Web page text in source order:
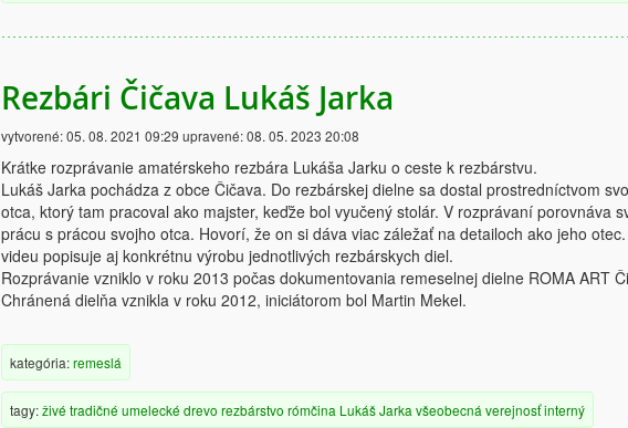
Rezbári Čičava Lukáš Jarka
vytvorené:05. 08. 2021 09:29 upravené:08. 05. 2023 20:08
Krátke rozprávanie amatérskeho rezbára Lukáša Jarku o ceste k rezbárstvu.
Lukáš Jarka pochádza z obce Čičava. Do rezbárskej dielne sa dostal prostredníctvom
otca, ktorý tam pracoval ako majster, keďže bol vyučený stolár. V rozprávaní porovnáva
prácu s prácou svojho otca. Hovorí, že on si dáva viac záležať na detailoch ako jeho otec.
videu popisuje aj konkrétnu výrobu jednotlivých rezbárskych diel.
Rozprávanie vzniklo v roku 2013 počas dokumentovania remeselnej dielne ROMA ART
Chránená dielňa vznikla v roku 2012, iniciátorom bol Martin Mekel.
kategória:remeslá
tagy:živé tradičné umelecké drevo rezbárstvo rómčina Lukáš Jarka všeobecná verejnosťinterný